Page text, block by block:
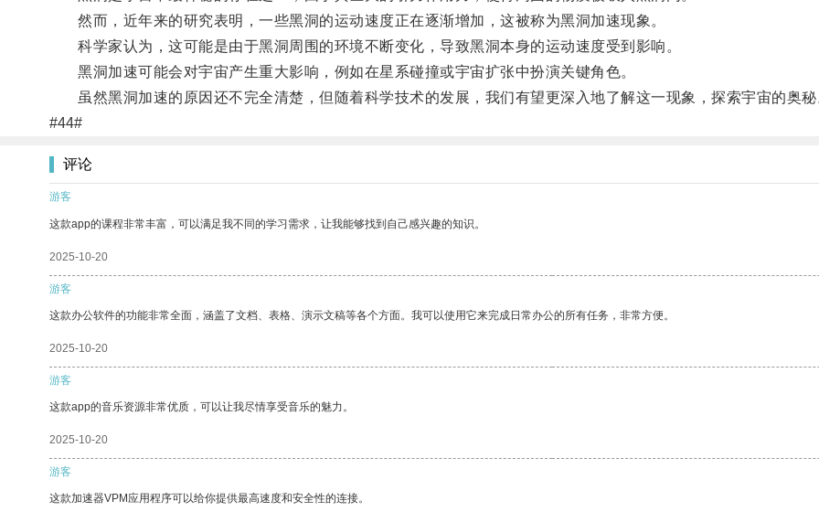
然而，近年来的研究表明，一些黑洞的运动速度正在逐渐增加，这被称为黑洞加速现象。
科学家认为，这可能是由于黑洞周围的环境不断变化，导致黑洞本身的运动速度受到影响。
黑洞加速可能会对宇宙产生重大影响，例如在星系碰撞或宇宙扩张中扮演关键角色。
虽然黑洞加速的原因还不完全清楚，但随着科学技术的发展，我们有望更深入地了解这一现象，探索宇宙的奥秘
#44#
评论
游客
这款app的课程非常丰富，可以满足我不同的学习需求，让我能够找到自己感兴趣的知识。
2025-10-20
游客
这款办公软件的功能非常全面，涵盖了文档、表格、演示文稿等各个方面。我可以使用它来完成日常办公的所有任务，非常方便。
2025-10-20
游客
这款app的音乐资源非常优质，可以让我尽情享受音乐的魅力。
2025-10-20
游客
这款加速器VPM应用程序可以给你提供最高速度和安全性的连接。